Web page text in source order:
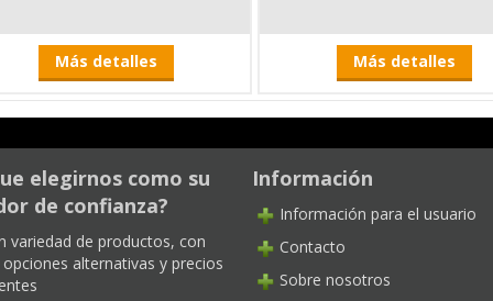
Más detalles Más detalles
elegirnos como su
de confianza?
variedad de productos, con
alternativas y precios
Información
Información para el usuario
Contacto
Sobre nosotros